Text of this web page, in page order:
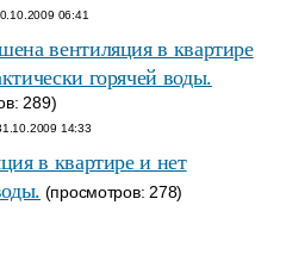
06:41
вентиляция в квартире
горячей воды.
289)
14:33
в квартире и нет
(просмотров: 278)